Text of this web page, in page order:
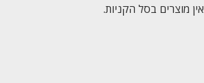
אין מוצרים בסל הקניות.